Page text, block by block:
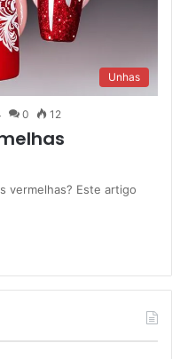
Unhas
0 12
vermelhas? Este artigo